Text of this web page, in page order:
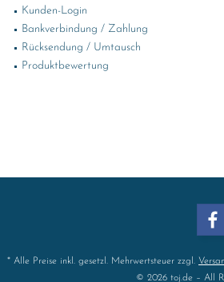
Kunden-Login
Bankverbindung / Zahlung
Rücksendung / Umtausch
Produktbewertung
* Alle Preise inkl. gesetzl. Mehrwertsteuer zzgl.
© 2026 toj.de – All